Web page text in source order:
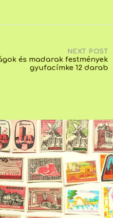
NEXT POST
és madarak festmények
gyufacímke 12 darab